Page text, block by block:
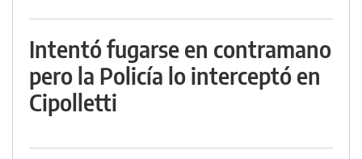
Intentó fugarse en contramano
pero la Policía lo interceptó en
Cipolletti